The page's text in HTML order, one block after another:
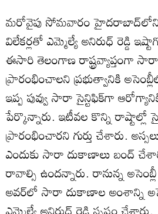
మరోవైపు సోమవారం
విలేకర్లతో ఎమ్మెల్యే అనిరుధ్ రెడ్డి
ఈసారి తెలంగాణ రాష్ట్రవ్యాప్తంగా
ప్రారంభించాలని ప్రభుత్వానికి
ఇప్ప పువ్వు సారా సైన్టిఫిక్‌గా
పేర్కొన్నారు. ఇటీవల కొన్ని
ప్రారంభించారని గుర్తు చేశారు.
ఎందుకు సారా దుకాణాలు బంద్
రావాల్సి ఉందన్నారు. రానున్న
అవర్‌లో సారా దుకాణాల అంశాన్ని